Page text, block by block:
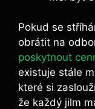
Pokud se
obrátit na
poskytnout
existuje stále
které si
že každý jilm